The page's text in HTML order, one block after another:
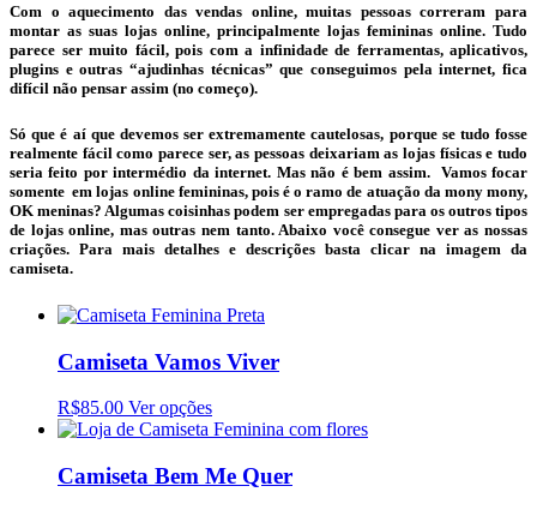
Com o aquecimento das vendas online, muitas pessoas correram para
montar as suas lojas online, principalmente lojas femininas online. Tudo
parece ser muito fácil, pois com a infinidade de ferramentas, aplicativos,
plugins e outras “ajudinhas técnicas” que conseguimos pela internet, fica
difícil não pensar assim (no começo).
Só que é aí que devemos ser extremamente cautelosas, porque se tudo fosse
realmente fácil como parece ser, as pessoas deixariam as lojas físicas e tudo
seria feito por intermédio da internet. Mas não é bem assim. Vamos focar
somente em lojas online femininas, pois é o ramo de atuação da mony mony,
OK meninas? Algumas coisinhas podem ser empregadas para os outros tipos
de lojas online, mas outras nem tanto. Abaixo você consegue ver as nossas
criações. Para mais detalhes e descrições basta clicar na imagem da
camiseta.
Camiseta Vamos Viver
R$85.00 Ver opções
Camiseta Bem Me Quer